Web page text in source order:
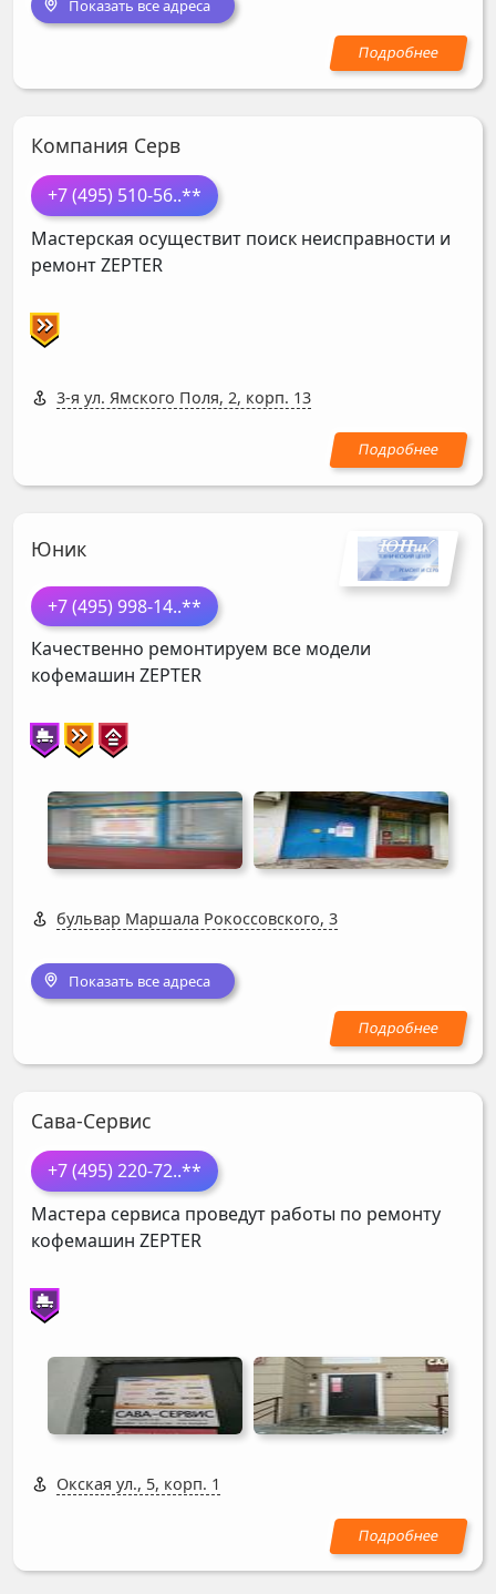
Показать все адреса
Компания Серв
+7 (495) 510-56..**
Мастерская осуществит поиск неисправности и
ремонтZEPTER
3-я ул. Ямского Поля, 2, корп. 13
Юник
+7 (495) 998-14..**
Качественно ремонтируем все модели
кофемашин ZEPTER
бульвар Маршала Рокоссовского, 3
Показать все адреса
Сава-Сервис
+7 (495) 220-72..**
Мастера сервиса проведут работы по ремонту
кофемашин ZEPTER
Окская ул., 5, корп. 1